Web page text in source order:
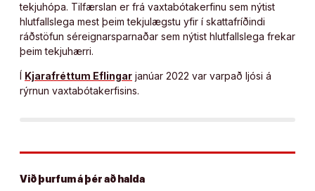
tekjuhópa. Tilfærslan er frá vaxtabótakerfinu sem nýtist
hlutfallslega mest þeim tekjulægstu yfir í skattafríðindi
ráðstöfun séreignarsparnaðar sem nýtist hlutfallslega frekar
þeim tekjuhærri.
Í Kjarafréttum Eflingar janúar 2022 var varpað ljósi á
rýrnun vaxtabótakerfisins.
Við þurfum á þér að halda